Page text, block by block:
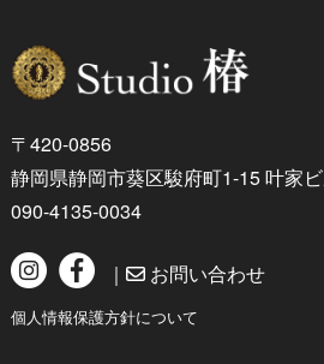
〒420-0856
静岡県静岡市葵区駿府町1-15 叶家
090-4135-0034
｜ お問い合わせ
個人情報保護方針について